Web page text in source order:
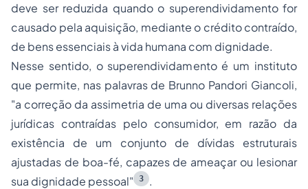
deve ser reduzida quando o superendividamento for
causado pela aquisição, mediante o crédito contraído,
de bens essenciais à vida humana com dignidade.
Nesse sentido, o superendividamento é um instituto
que permite, nas palavras de Brunno Pandori Giancoli,
"a correção da assimetria de uma ou diversas relações
jurídicas contraídas pelo consumidor, em razão da
existência de um conjunto de dívidas estruturais
ajustadas de boa-fé, capazes de ameaçar ou lesionar
sua dignidade pessoal"
3
.